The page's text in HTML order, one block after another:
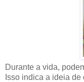
Durante a vida,
Isso indica a ideia